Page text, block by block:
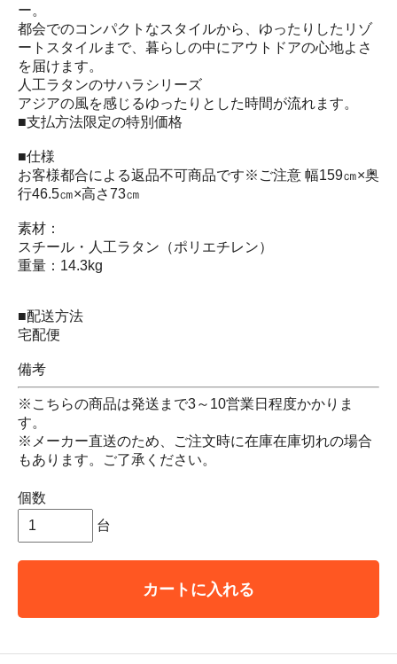
ー。
都会でのコンパクトなスタイルから、ゆったりしたリゾ
ートスタイルまで、暮らしの中にアウトドアの心地よさ
を届けます。
人工ラタンのサハラシリーズ
アジアの風を感じるゆったりとした時間が流れます。
■支払方法限定の特別価格
■仕様
お客様都合による返品不可商品です※ご注意 幅159㎝×奥
行46.5㎝×高さ73㎝
素材：
スチール・人工ラタン（ポリエチレン）
重量：14.3kg
■配送方法
宅配便
備考
※こちらの商品は発送まで3～10営業日程度かかりま
す。
※メーカー直送のため、ご注文時に在庫在庫切れの場合
もあります。ご了承ください。
個数
台
カートに入れる